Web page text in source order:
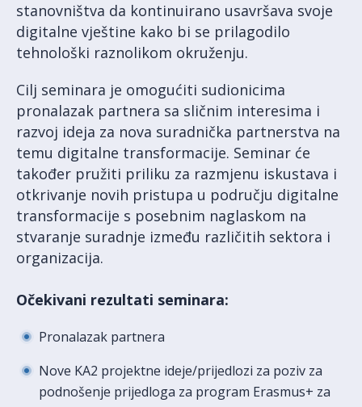
stanovništva da kontinuirano usavršava svoje
digitalne vještine kako bi se prilagodilo
tehnološki raznolikom okruženju.
Cilj seminara je omogućiti sudionicima
pronalazak partnera sa sličnim interesima i
razvoj ideja za nova suradnička partnerstva na
temu digitalne transformacije. Seminar će
također pružiti priliku za razmjenu iskustava i
otkrivanje novih pristupa u području digitalne
transformacije s posebnim naglaskom na
stvaranje suradnje između različitih sektora i
organizacija.
Očekivani rezultati seminara:
Pronalazak partnera
Nove KA2 projektne ideje/prijedlozi za poziv za
podnošenje prijedloga za program Erasmus+ za